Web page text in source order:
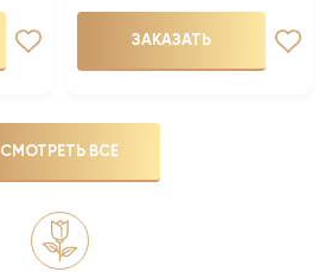
ЗАКАЗАТЬ
СМОТРЕТЬ ВСЕ